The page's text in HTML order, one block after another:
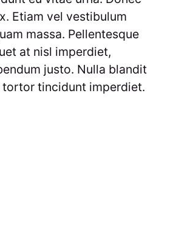
Etiam vel vestibulum
massa. Pellentesque
at nisl imperdiet,
justo. Nulla blandit
tortor tincidunt imperdiet.